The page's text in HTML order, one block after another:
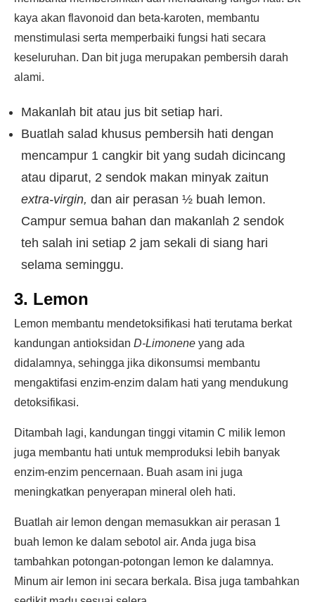
kaya akan flavonoid dan beta-karoten, membantu
menstimulasi serta memperbaiki fungsi hati secara
keseluruhan. Dan bit juga merupakan pembersih darah
alami.
Makanlah bit atau jus bit setiap hari.
Buatlah salad khusus pembersih hati dengan
mencampur 1 cangkir bit yang sudah dicincang
atau diparut, 2 sendok makan minyak zaitun
extra-virgin, dan air perasan ½ buah lemon.
Campur semua bahan dan makanlah 2 sendok
teh salah ini setiap 2 jam sekali di siang hari
selama seminggu.
3. Lemon
Lemon membantu mendetoksifikasi hati terutama berkat
kandungan antioksidan D-Limonene yang ada
didalamnya, sehingga jika dikonsumsi membantu
mengaktifasi enzim-enzim dalam hati yang mendukung
detoksifikasi.
Ditambah lagi, kandungan tinggi vitamin C milik lemon
juga membantu hati untuk memproduksi lebih banyak
enzim-enzim pencernaan. Buah asam ini juga
meningkatkan penyerapan mineral oleh hati.
Buatlah air lemon dengan memasukkan air perasan 1
buah lemon ke dalam sebotol air. Anda juga bisa
tambahkan potongan-potongan lemon ke dalamnya.
Minum air lemon ini secara berkala. Bisa juga tambahkan